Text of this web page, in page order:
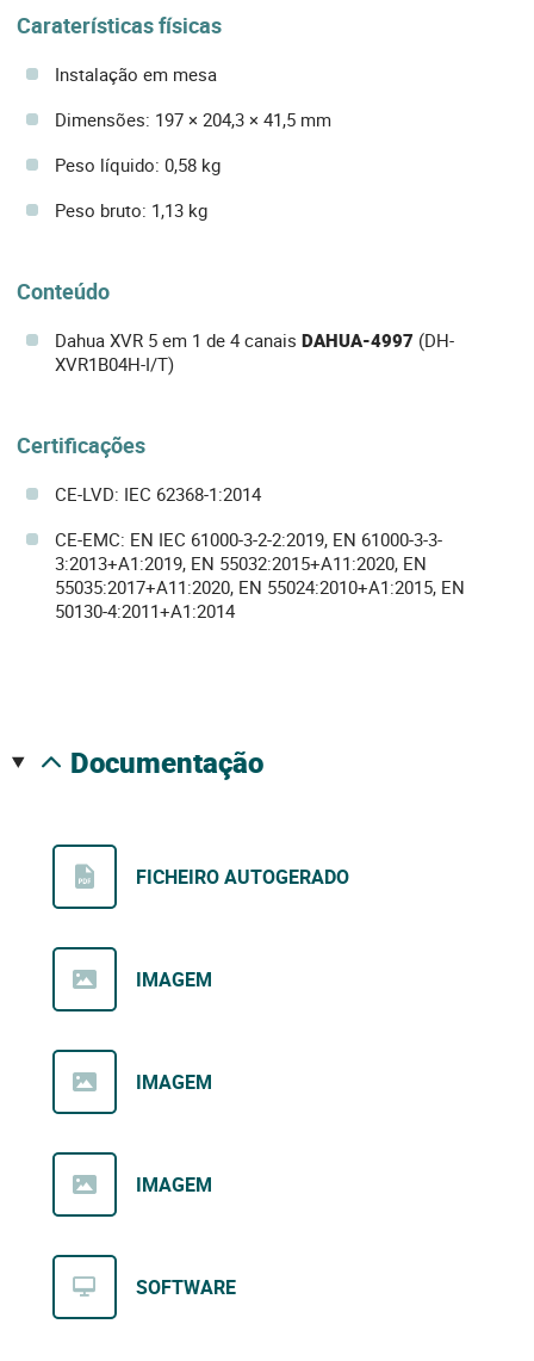
Caraterísticas físicas
Instalação em mesa
Dimensões: 197 × 204,3 × 41,5 mm
Peso líquido: 0,58 kg
Peso bruto: 1,13 kg
Conteúdo
Dahua XVR 5 em 1 de 4 canais DAHUA-4997 (DH-
XVR1B04H-I/T)
Certificações
CE-LVD: IEC 62368-1:2014
CE-EMC: EN IEC 61000-3-2-2:2019, EN 61000-3-3-
3:2013+A1:2019, EN 55032:2015+A11:2020, EN
55035:2017+A11:2020, EN 55024:2010+A1:2015, EN
50130-4:2011+A1:2014
documentação
FICHEIRO AUTOGERADO
IMAGEM
IMAGEM
IMAGEM
SOFTWARE